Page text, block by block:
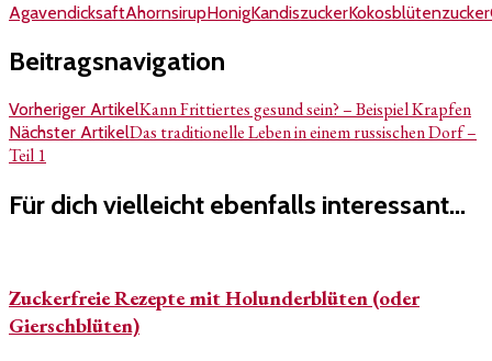
AgavendicksaftAhornsirupHonigKandiszuckerKokosblütenzucker
Beitragsnavigation
Vorheriger ArtikelKann Frittiertes gesund sein? – Beispiel Krapfen
Nächster ArtikelDas traditionelle Leben in einem russischen Dorf –
Teil 1
Für dich vielleicht ebenfalls interessant...
Zuckerfreie Rezepte mit Holunderblüten (oder
Gierschblüten)